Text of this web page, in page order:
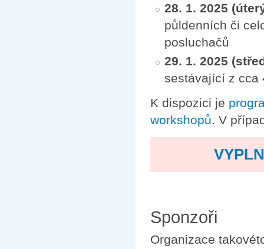
28. 1. 2025
půldenních či
posluchačů
29. 1. 2025
sestávající z cca
K dispozici je
workshopů. V
Sponzoři
Organizace